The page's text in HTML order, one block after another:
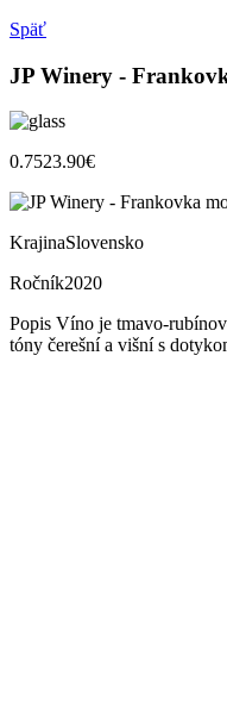
Späť
JP Winery -
0.7523.90€
KrajinaSlovensko
Ročník2020
Popis Víno je tmavo-
tóny čerešní a višní s